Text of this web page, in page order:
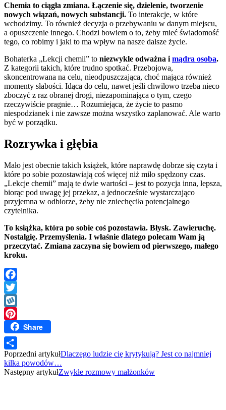
Chemia to ciągła zmiana. Łączenie się, dzielenie, tworzenie
nowych wiązań, nowych substancji. To interakcje, w które
wchodzimy. To również decyzja o przebywaniu w danym miejscu,
a opuszczenie innego. Chodzi bowiem o to, żeby mieć świadomość
tego, co robimy i jaki to ma wpływ na nasze dalsze życie.
Bohaterka „Lekcji chemii” to niezwykle odważna i mądra osoba.
Z kategorii takich, które trudno spotkać. Przebojowa,
skoncentrowana na celu, nieodpuszczająca, choć mająca również
momenty słabości. Idąca do celu, nawet jeśli chwilowo trzeba nieco
zboczyć z raz obranej drogi, niezapominająca o tym, czego
rzeczywiście pragnie… Rozumiejąca, że życie to pasmo
niespodzianek i nie zawsze można wszystko zaplanować. Ale warto
być w porządku.
Rozrywka i głębia
Mało jest obecnie takich książek, które naprawdę dobrze się czyta i
które po sobie pozostawiają coś więcej niż miło spędzony czas.
„Lekcje chemii” mają te dwie wartości – jest to pozycja inna, lepsza,
biorąc pod uwagę jej przekaz, a jednocześnie wystarczająco
przyjemna w odbiorze, żeby nie zniechęciła potencjalnego
czytelnika.
To książka, która po sobie coś pozostawia. Błysk. Zawieruchę.
Nostalgię. Przemyślenia. I właśnie dlatego polecam Wam ją
przeczytać. Zmiana zaczyna się bowiem od pierwszego, małego
kroku.
Facebook
Twitter
Wykop
PinterestShare
Share
Poprzedni artykułDlaczego ludzie cię krytykują? Jest co najmniej
kilka powodów…
Następny artykułZwykłe rozmowy małżonków